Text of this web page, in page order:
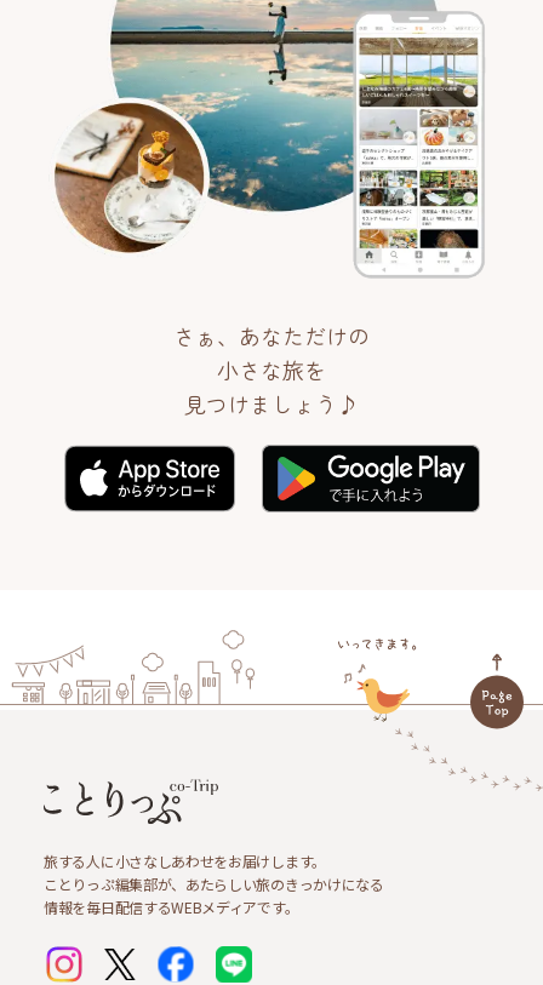
さぁ、あなただけの
小さな旅を
見つけましょう♪
旅する人に小さなしあわせをお届けします。
ことりっぷ編集部が、あたらしい旅のきっかけになる
情報を毎日配信するWEBメディアです。